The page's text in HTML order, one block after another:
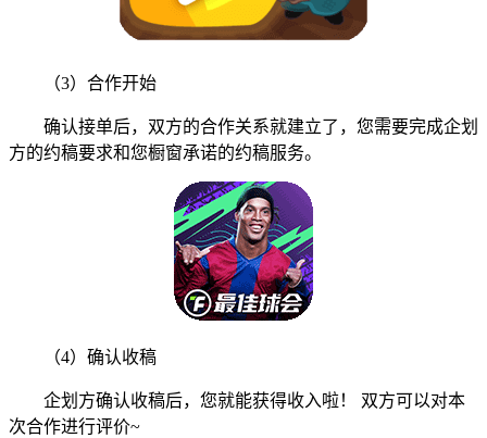
（3）合作开始
确认接单后，双方的合作关系就建立了，您需要完成企划
方的约稿要求和您橱窗承诺的约稿服务。
（4）确认收稿
企划方确认收稿后，您就能获得收入啦！ 双方可以对本
次合作进行评价~